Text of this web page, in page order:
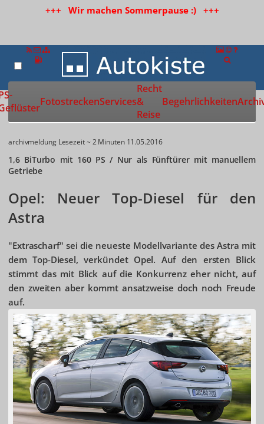
+++ Wir machen Sommerpause :) +++
Zur Startseite
FotostreckenServices
Recht
&
Reise
Begehrlichkeiten
archivmeldung Lesezeit ~ 2 Minuten 11.05.2016
1,6 BiTurbo mit 160 PS / Nur als Fünftürer mit manuellem
Getriebe
Opel: Neuer Top-Diesel für den
Astra
"Extrascharf" sei die neueste Modellvariante des Astra mit
dem Top-Diesel, verkündet Opel. Auf den ersten Blick
stimmt das mit Blick auf die Konkurrenz eher nicht, auf
den zweiten aber kommt ansatzweise doch noch Freude
auf.